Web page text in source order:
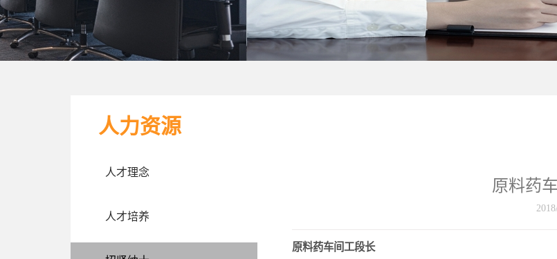
人力资源
人才理念
人才培养
原料药
原料药车间工段长